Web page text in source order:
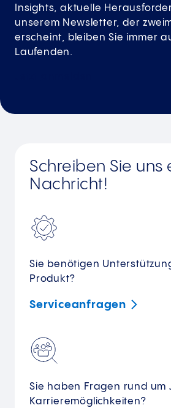
Insights, aktuelle
unserem Newsletter, der
erscheint, bleiben Sie immer
Laufenden.
Schreiben Sie uns
Nachricht!
Sie benötigen
Produkt?
Serviceanfragen
Sie haben Fragen rund um
Karrieremöglichkeiten?